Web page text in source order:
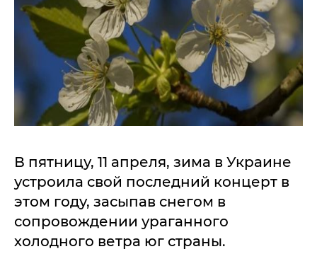
В пятницу, 11 апреля, зима в Украине
устроила свой последний концерт в
этом году, засыпав снегом в
сопровождении ураганного
холодного ветра юг страны.